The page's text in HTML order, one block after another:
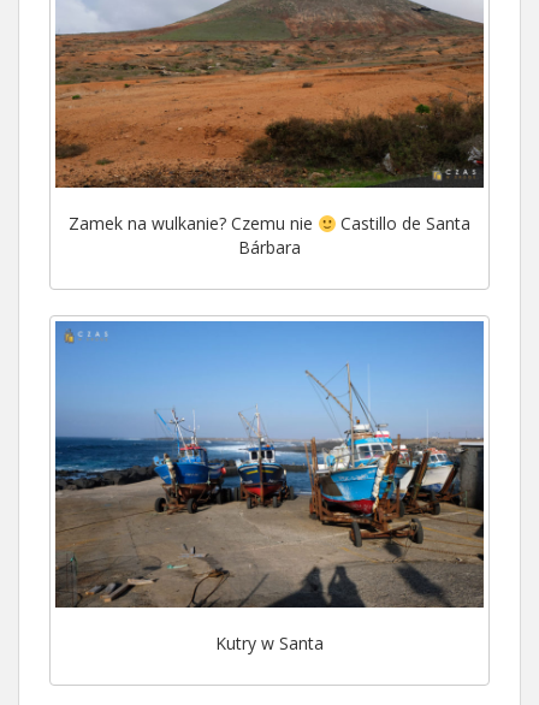
Zamek na wulkanie? Czemu nie
Castillo de Santa
Bárbara
Kutry w Santa